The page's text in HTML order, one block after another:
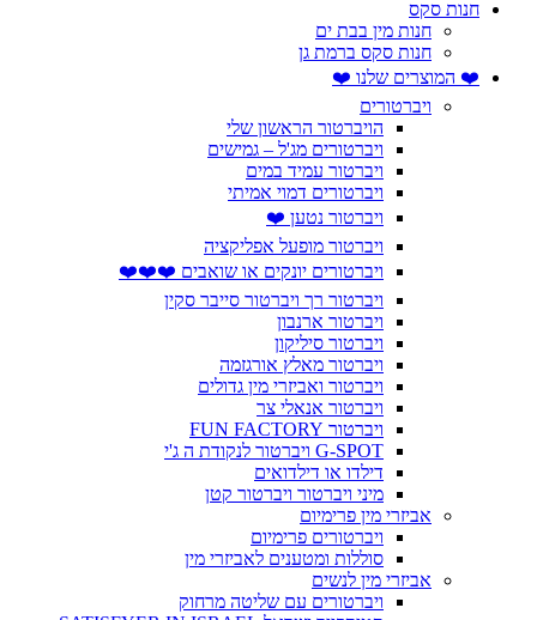
חנות סקס
חנות מין בבת ים
חנות סקס ברמת גן
❤️ המוצרים שלנו ❤️
ויברטורים
הויברטור הראשון שלי
ויברטורים מג'ל – גמישים
ויברטור עמיד במים
ויברטורים דמוי אמיתי
ויברטור נטען ❤️
ויברטור מופעל אפליקציה
ויברטורים יונקים או שואבים ❤️❤️❤️
ויברטור רך ויברטור סייבר סקין
ויברטור ארנבון
ויברטור סיליקון
ויברטור מאלץ אורגזמה
ויברטור ואביזרי מין גדולים
ויברטור אנאלי צר
ויברטור FUN FACTORY
G-SPOT ויברטור לנקודת ה ג'י
דילדו או דילדואים
מיני ויברטור ויברטור קטן
אביזרי מין פרימיום
ויברטורים פרימיום
סוללות ומטענים לאביזרי מין
אביזרי מין לנשים
ויברטורים עם שליטה מרחוק